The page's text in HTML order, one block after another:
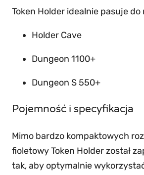
d
C
–
G
a
Token Holder idealnie pasuje do
Holder Cave
Dungeon 1100+
Dungeon S 550+
Pojemność i specyfikacja
Mimo bardzo kompaktowych
fioletowy Token Holder został
tak, aby optymalnie